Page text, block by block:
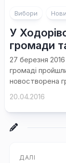
Вибори
У
громади
27 березня 2016
громаді
новостворена
20.04.2016
ДАЛІ